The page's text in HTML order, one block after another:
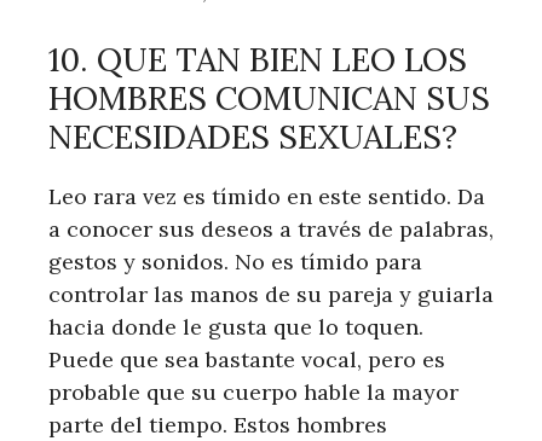
10. QUE TAN BIEN LEO LOS
HOMBRES COMUNICAN SUS
NECESIDADES SEXUALES?
Leo rara vez es tímido en este sentido. Da
a conocer sus deseos a través de palabras,
gestos y sonidos. No es tímido para
controlar las manos de su pareja y guiarla
hacia donde le gusta que lo toquen.
Puede que sea bastante vocal, pero es
probable que su cuerpo hable la mayor
parte del tiempo. Estos hombres